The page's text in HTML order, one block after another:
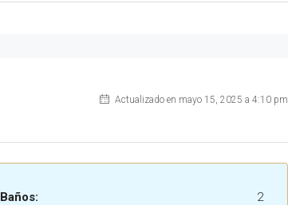
Actualizado en mayo 15, 2025 a 4:10 pm
Baños:
2